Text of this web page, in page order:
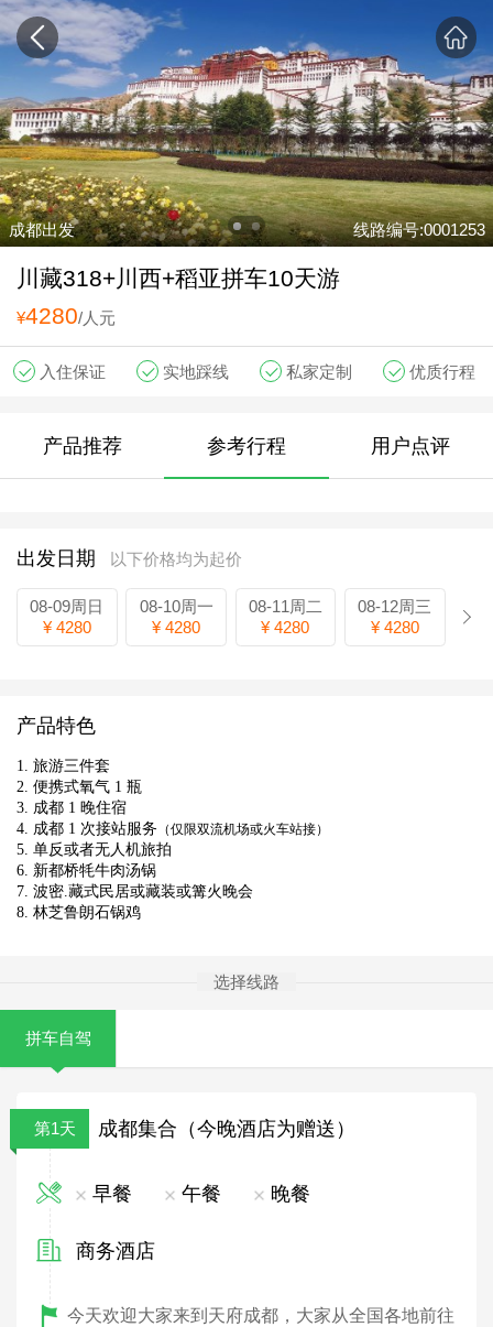
成都出发 线路编号:0001253
川藏318+川西+稻亚拼车10天游
¥4280/人元
入住保证 实地踩线 私家定制 优质行程
产品推荐 参考行程 用户点评
出发日期 以下价格均为起价
08-09周日
¥ 4280
08-10周一
¥ 4280
08-11周二
¥ 4280
08-12周三
¥ 4280
产品特色
1. 旅游三件套
2. 便携式氧气 1 瓶
3. 成都 1 晚住宿
4. 成都 1 次接站服务 （仅限双流机场或火车站接）
5. 单反或者无人机旅拍
6. 新都桥牦牛肉汤锅
7. 波密.藏式民居或藏装或篝火晚会
8. 林芝鲁朗石锅鸡
选择线路
拼车自驾
第1天 成都集合（今晚酒店为赠送）
早餐 午餐 晚餐
商务酒店
今天欢迎大家来到天府成都，大家从全国各地前往